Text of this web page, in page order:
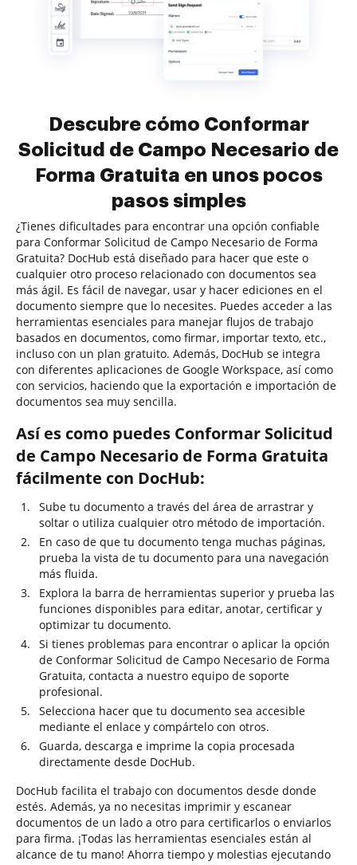
Descubre cómo Conformar
Solicitud de Campo Necesario de
Forma Gratuita en unos pocos
pasos simples
¿Tienes dificultades para encontrar una opción confiable
para Conformar Solicitud de Campo Necesario de Forma
Gratuita? DocHub está diseñado para hacer que este o
cualquier otro proceso relacionado con documentos sea
más ágil. Es fácil de navegar, usar y hacer ediciones en el
documento siempre que lo necesites. Puedes acceder a las
herramientas esenciales para manejar flujos de trabajo
basados en documentos, como firmar, importar texto, etc.,
incluso con un plan gratuito. Además, DocHub se integra
con diferentes aplicaciones de Google Workspace, así como
con servicios, haciendo que la exportación e importación de
documentos sea muy sencilla.
Así es como puedes Conformar Solicitud
de Campo Necesario de Forma Gratuita
fácilmente con DocHub:
Sube tu documento a través del área de arrastrar y
soltar o utiliza cualquier otro método de importación.
En caso de que tu documento tenga muchas páginas,
prueba la vista de tu documento para una navegación
más fluida.
Explora la barra de herramientas superior y prueba las
funciones disponibles para editar, anotar, certificar y
optimizar tu documento.
Si tienes problemas para encontrar o aplicar la opción
de Conformar Solicitud de Campo Necesario de Forma
Gratuita, contacta a nuestro equipo de soporte
profesional.
Selecciona hacer que tu documento sea accesible
mediante el enlace y compártelo con otros.
Guarda, descarga e imprime la copia procesada
directamente desde DocHub.
DocHub facilita el trabajo con documentos desde donde
estés. Además, ya no necesitas imprimir y escanear
documentos de un lado a otro para certificarlos o enviarlos
para firma. ¡Todas las herramientas esenciales están al
alcance de tu mano! Ahorra tiempo y molestias ejecutando